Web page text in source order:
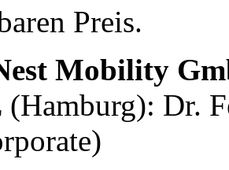
Preis.
Mobility
Dr.